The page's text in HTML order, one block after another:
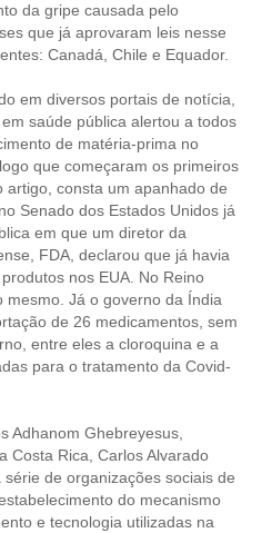
da gripe causada pelo
que já aprovaram leis nesse
Canadá, Chile e Equador.
em diversos portais de notícia,
saúde pública alertou a todos
de matéria-prima no
que começaram os primeiros
artigo, consta um apanhado de
Senado dos Estados Unidos já
em que um diretor da
FDA, declarou que já havia
nos EUA. No Reino
mesmo. Já o governo da Índia
de 26 medicamentos, sem
entre eles a cloroquina e a
para o tratamento da Covid-
Adhanom Ghebreyesus,
Costa Rica, Carlos Alvarado
de organizações sociais de
do mecanismo
e tecnologia utilizadas na